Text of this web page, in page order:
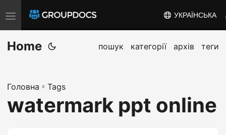
T
o
g
e
n
УКРАЇНСЬКА
Home пошук категорії архів теги
Головна » Tags
watermark ppt online